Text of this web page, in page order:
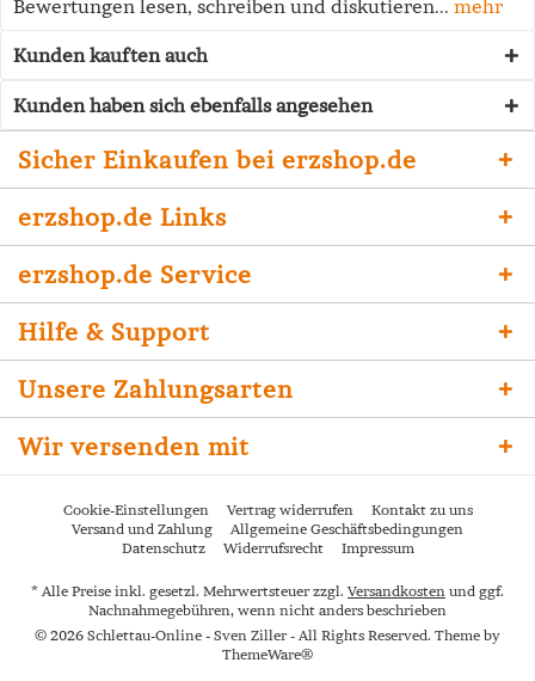
Bewertungen lesen, schreiben und diskutieren... mehr
Kunden kauften auch
Kunden haben sich ebenfalls angesehen
Sicher Einkaufen bei erzshop.de
erzshop.de Links
erzshop.de Service
Hilfe & Support
Unsere Zahlungsarten
Wir versenden mit
Cookie-Einstellungen Vertrag widerrufen
Kontakt zu uns
Versand und Zahlung
Allgemeine Geschäftsbedingungen
Datenschutz
Widerrufsrecht Impressum
* Alle Preise inkl. gesetzl. Mehrwertsteuer zzgl. Versandkosten und ggf.
Nachnahmegebühren, wenn nicht anders beschrieben
© 2026 Schlettau-Online - Sven Ziller - All Rights Reserved. Theme by
ThemeWare®